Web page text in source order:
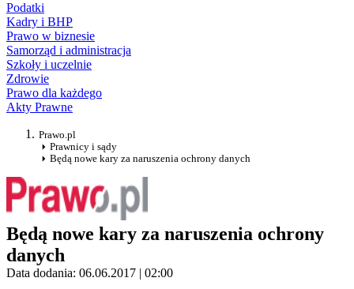
Podatki
Kadry i BHP
Prawo w biznesie
Samorząd i administracja
Szkoły i uczelnie
Zdrowie
Prawo dla każdego
Akty Prawne
Prawo.pl
Prawnicy i sądy
Będą nowe kary za naruszenia ochrony danych
Będą nowe kary za naruszenia ochrony
danych
Data dodania: 06.06.2017 | 02:00